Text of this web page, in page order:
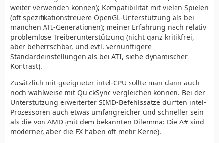
weiter verwenden können); Kompatibilität mit vielen Spielen
(oft spezifikationstreuere OpenGL-Unterstützung als bei
manchen ATI-Generationen); meiner Erfahrung nach relativ
problemlose Treiberunterstützung (nicht ganz kritikfrei,
aber beherrschbar, und evtl. vernünftigere
Standardeinstellungen als bei ATI, siehe dynamischer
Kontrast).
Zusätzlich mit geeigneter intel-CPU sollte man dann auch
noch wahlweise mit QuickSync vergleichen können. Bei der
Unterstützung erweiterter SIMD-Befehlssätze dürften intel-
Prozessoren auch etwas umfangreicher und schneller sein
als die von AMD (mit dem bekannten Dilemma: Die A# sind
moderner, aber die FX haben oft mehr Kerne).